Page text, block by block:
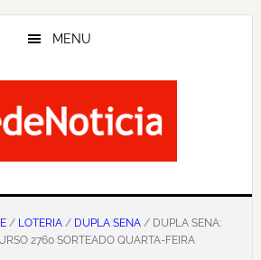
MENU
/ LOTERIA/ DUPLA SENA/ DUPLA SENA:
2760 SORTEADO QUARTA-FEIRA